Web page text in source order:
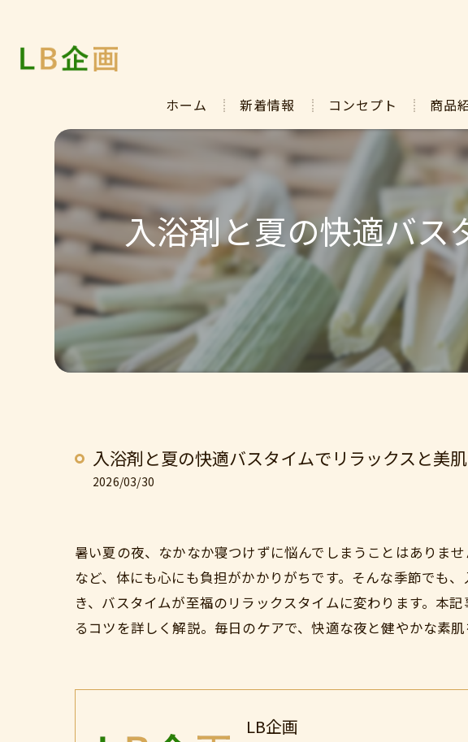
ホーム 新着情報 コンセプト 商品
入浴剤と夏の快適バス
入浴剤と夏の快適バスタイムでリラックスと美
2026/03/30
暑い夏の夜、なかなか寝つけずに悩んでしまうことはありま
など、体にも心にも負担がかかりがちです。そんな季節でも
き、バスタイムが至福のリラックスタイムに変わります。本
るコツを詳しく解説。毎日のケアで、快適な夜と健やかな素
LB企画